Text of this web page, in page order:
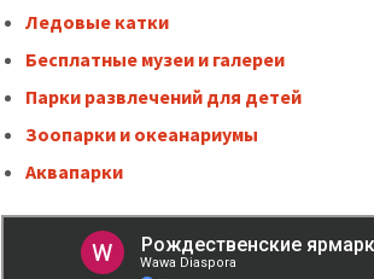
Ледовые катки
Бесплатные музеи и галереи
Парки развлечений для детей
Зоопарки и океанариумы
Аквапарки